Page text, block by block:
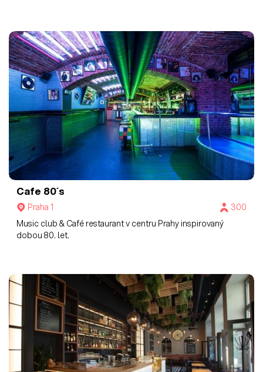
Cafe 80´s
Praha 1
300
Music club & Café restaurant v centru Prahy inspirovaný
dobou 80. let.